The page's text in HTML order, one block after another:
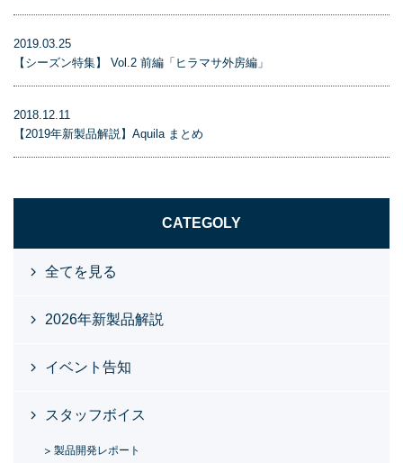
2019.03.25
【シーズン特集】 Vol.2 前編「ヒラマサ外房編」
2018.12.11
【2019年新製品解説】Aquila まとめ
CATEGOLY
全てを見る
2026年新製品解説
イベント告知
スタッフボイス
製品開発レポート